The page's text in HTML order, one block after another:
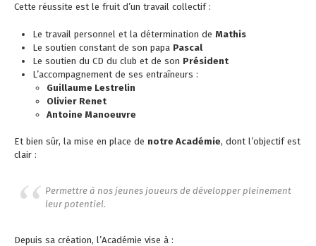
Cette réussite est le fruit d’un travail collectif :
Le travail personnel et la détermination de Mathis
Le soutien constant de son papa Pascal
Le soutien du CD du club et de son Président
L’accompagnement de ses entraîneurs :
Guillaume Lestrelin
Olivier Renet
Antoine Manoeuvre
Et bien sûr, la mise en place de notre Académie, dont l’objectif est
clair :
Permettre à nos jeunes joueurs de développer pleinement
leur potentiel.
Depuis sa création, l’Académie vise à :